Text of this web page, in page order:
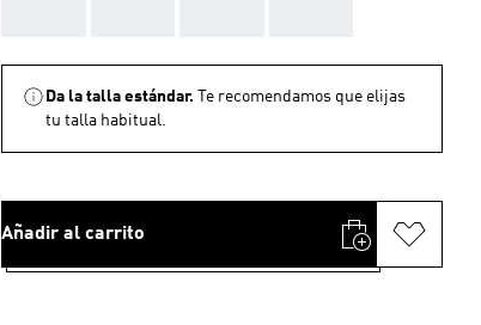
Da la talla estándar.
Te recomendamos que elijas
tu talla habitual.
Añadir al carrito